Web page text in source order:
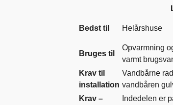
Bedst til Helårshuse
Bruges til
Opvarmning
varmt
Krav til
installation
Vandbårne
vandbåren
Krav –
Indedelen er